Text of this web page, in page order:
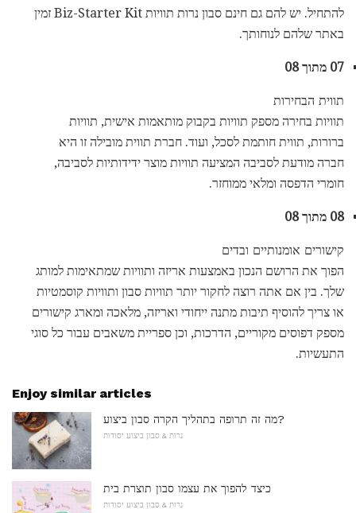
להתחיל. יש להם גם חינם סבון נרות תוויות Biz-Starter Kit זמין
באתר שלהם לנוחותך.
07 מתוך 08
תווית הבחירות
תוויות בחירה מספק תוויות בקבוק מותאמות אישית, תוויות
ברורות, תווית חותמת לסכל, ועוד. חברת תווית מובילה זו היא
חברה מודעת לסביבה המציעה תוויות מוצר ידידותיות לסביבה,
חומרי הדפסה ומלאי ממוחזר.
08 מתוך 08
קישורים אומנותיים ובדים
הפוך את הרושם הנכון באמצעות אריזה ותוויות שמתאימות למותג
שלך. בין אם אתה רוצה לחקור יותר תוויות סבון ותוויות קוסמטיות
או צריך להוסיף תיבות מתנה ייחודי ואריזה, מלאכה ומארג קישורים
מספק דפוסים מקוריים, הדרכות, וכן ספריית משאבים עבור כל סוגי
התעשיות.
Enjoy similar articles
מה זה תרופה בתהליך הקרה סבון ביצוע?
נרות & סבון ביצוע יסודות
כיצד להפוך את עצמו סבון תוצרת בית
נרות & סבון ביצוע יסודות